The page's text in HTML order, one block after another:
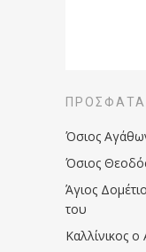
Όσιος
Όσιος
Άγιος
του
Καλλίνικος ο